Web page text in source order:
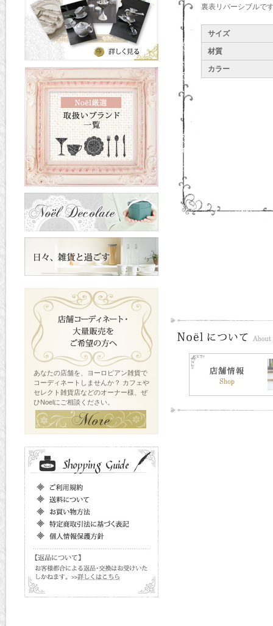
あなたの店舗を、ヨーロピアン雑貨で
コーディネートしませんか？ カフェや
セレクト雑貨店などのオーナー様、ぜ
ひNoelにご相談ください。
裏表リバーシブルで
サイズ
材質
カラー